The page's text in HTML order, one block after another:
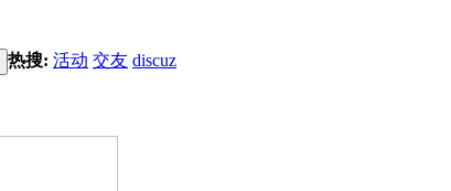
热搜: 活动 交友 discuz